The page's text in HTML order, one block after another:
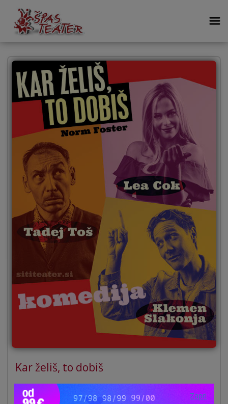
Kar želiš, to dobiš
Izvirni naslov The Love List, je bila od leta 2003 zelo
uspešno uprizorjena na številnih odrih po vsem svetu.Zapri